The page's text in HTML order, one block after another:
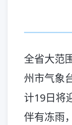
全省大范
州市气象
计19日将
伴有冻雨